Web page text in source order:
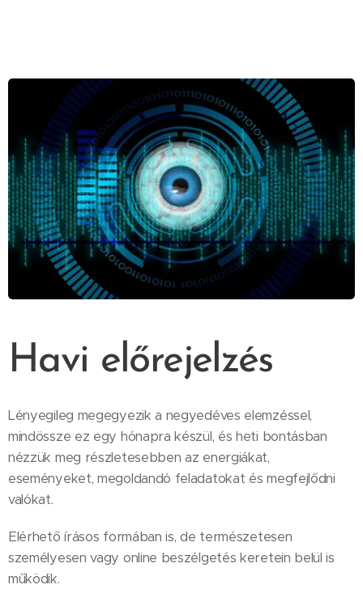
Havi előrejelzés
Lényegileg megegyezik a negyedéves elemzéssel,
mindössze ez egy hónapra készül, és heti bontásban
nézzük meg részletesebben az energiákat,
eseményeket, megoldandó feladatokat és megfejlődni
valókat.
Elérhető írásos formában is, de természetesen
személyesen vagy online beszélgetés keretein belül is
működik.